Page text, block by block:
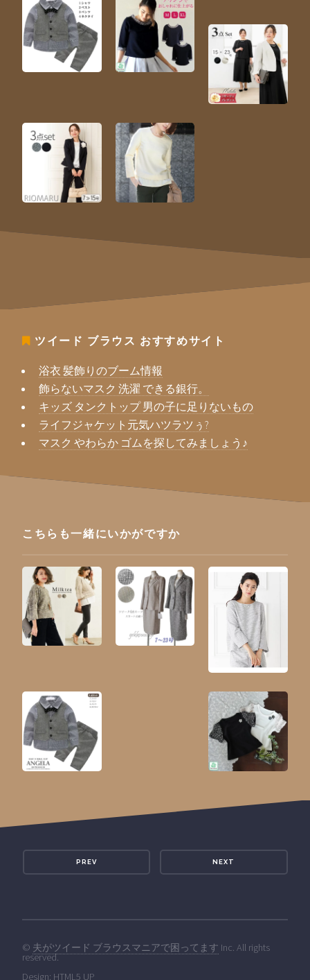
ツイード ブラウス おすすめサイト
浴衣 髪飾りのブーム情報
飾らないマスク 洗濯 できる銀行。
キッズ タンクトップ 男の子に足りないもの
ライフジャケット元気ハツラツぅ?
マスク やわらか ゴムを探してみましょう♪
こちらも一緒にいかがですか
PREV NEXT
© 夫がツイード ブラウスマニアで困ってます Inc. All rights
reserved.
Design: HTML5 UP